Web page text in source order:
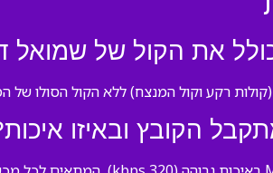
את הקול של שמואל
(קולות רקע וקול המנצח) ללא הקול הסולו
הקובץ ובאיזו